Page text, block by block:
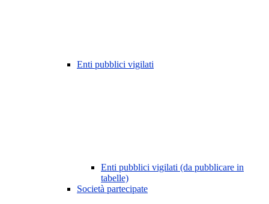
Enti pubblici vigilati
Enti pubblici vigilati (da pubblicare in
tabelle)
Società partecipate